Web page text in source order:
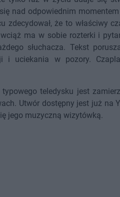
nad odpowiednim
że to właściwy
ma w sobie rozterki i
słuchacza. Tekst
i uciekania w pozory.
teledysku jest
Utwór dostępny jest już na
jego muzyczną wizytówką.